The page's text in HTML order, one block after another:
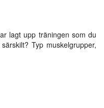
lagt upp träningen som du
Typ muskelgrupper,